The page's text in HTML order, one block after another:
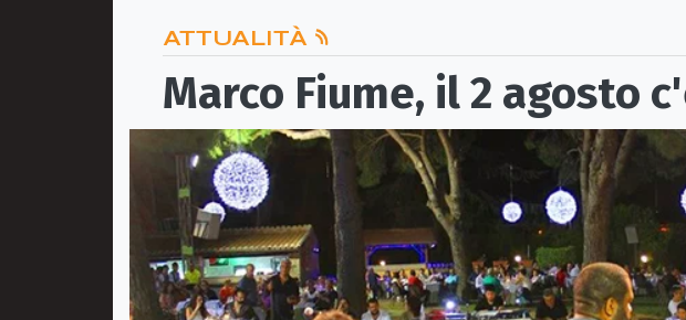
ATTUALITÀ
Marco Fiume, il 2 agosto